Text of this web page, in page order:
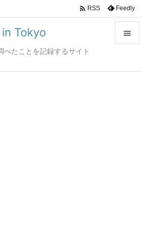
Tokyo
たことを記録するサイト

 RSS Feedly